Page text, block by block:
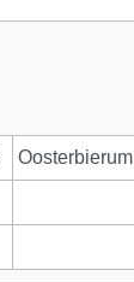
Oosterbierum